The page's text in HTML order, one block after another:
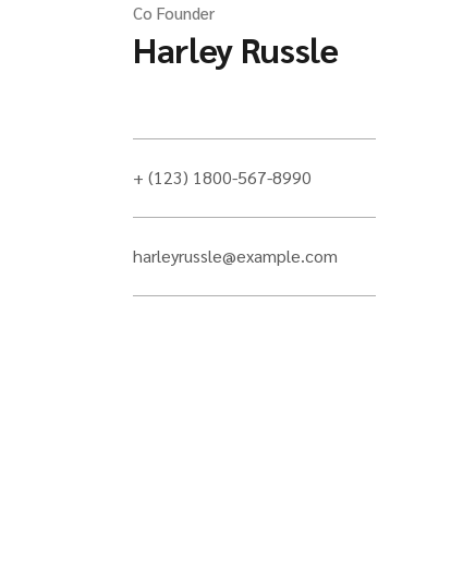
Co Founder
Harley Russle
+ (123) 1800-567-8990
harleyrussle@example.com